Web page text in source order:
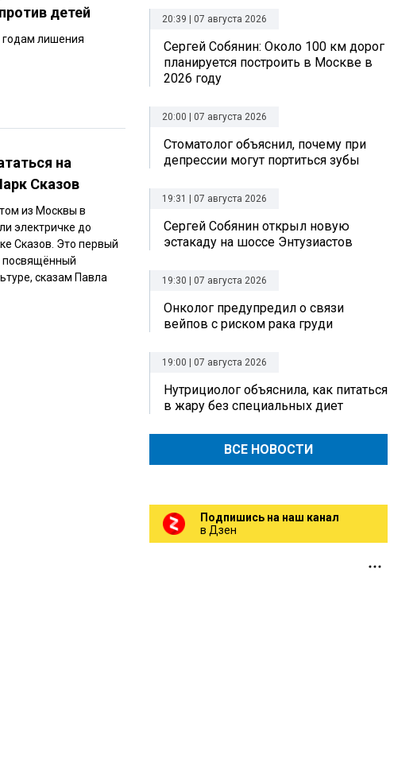
детей
годам лишения
на
Сказов
из Москвы в
электричке до
Сказов. Это первый
посвящённый
сказам Павла
20:39 | 07 августа 2026
Сергей Собянин: Около 100 км дорог
планируется построить в Москве в
2026 году
20:00 | 07 августа 2026
Стоматолог объяснил, почему при
депрессии могут портиться зубы
19:31 | 07 августа 2026
Сергей Собянин открыл новую
эстакаду на шоссе Энтузиастов
19:30 | 07 августа 2026
Онколог предупредил о связи
вейпов с риском рака груди
19:00 | 07 августа 2026
Нутрициолог объяснила, как питаться
в жару без специальных диет
ВСЕ НОВОСТИ
Подпишись на наш канал
в Дзен